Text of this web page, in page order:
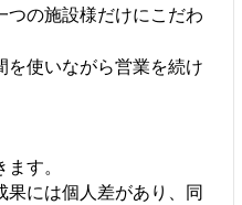
の施設様だけにこだわ
使いながら営業を続け
す。
には個人差があり、同